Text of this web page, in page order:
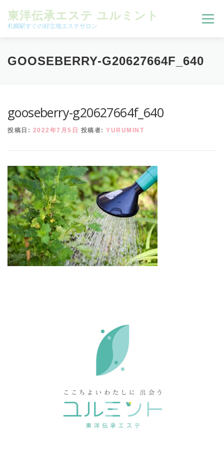
東洋伝承エステ ユルミント
札幌駅すぐの好立地エステサロン
メニュー
初回限定お試しコース（ご新規様限定）
オンラインメニュー アクセス よくある質問
SNS お客様の声 ご予約、お問い合わせ
GOOSEBERRY-G20627664F_640
gooseberry-g20627664f_640
投稿日: 2022年7月5日 投稿者: YURUMINT